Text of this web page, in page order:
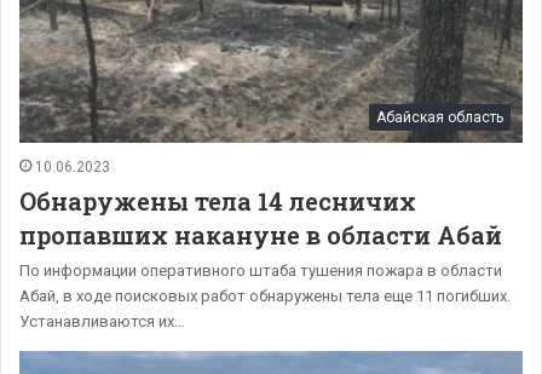
Абайская область
10.06.2023
Обнаружены тела 14 лесничих
пропавших накануне в области Абай
По информации оперативного штаба тушения пожара в области
Абай, в ходе поисковых работ обнаружены тела еще 11 погибших.
Устанавливаются их…